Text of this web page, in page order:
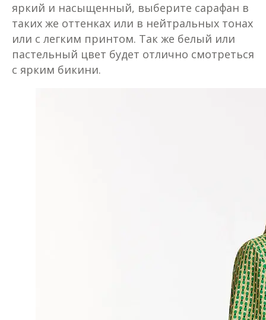
яркий и насыщенный, выберите сарафан в
таких же оттенках или в нейтральных тонах
или с легким принтом. Так же белый или
пастельный цвет будет отлично смотреться
с ярким бикини.